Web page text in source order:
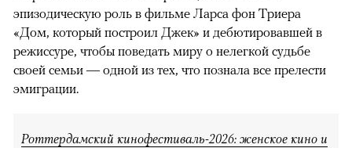
эпизодическую роль в фильме Ларса фон Триера
«Дом, который построил Джек» и дебютировавшей в
режиссуре, чтобы поведать миру о нелегкой судьбе
своей семьи — одной из тех, что познала все прелести
эмиграции.
Роттердамский кинофестиваль-2026: женское кино и